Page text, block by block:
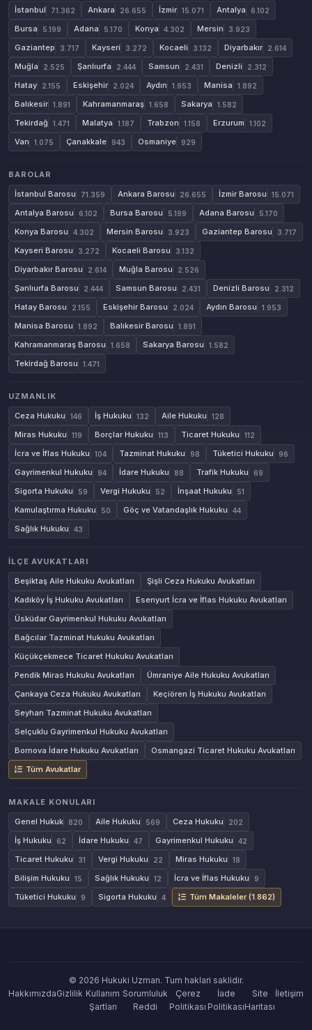
İstanbul
71.362 Ankara 26.655 İzmir 15.071 Antalya 6.102
Bursa 5.199 Adana 5.170 Konya 4.302 Mersin 3.923
Gaziantep 3.717 Kayseri 3.272 Kocaeli 3.132 Diyarbakır 2.614
Muğla 2.525 Şanlıurfa 2.444 Samsun 2.431 Denizli 2.312
Hatay 2.155 Eskişehir 2.024 Aydın 1.953 Manisa 1.892
Balıkesir 1.891 Kahramanmaraş 1.658 Sakarya 1.582
Tekirdağ 1.471 Malatya 1.187 Trabzon 1.158 Erzurum 1.102
Van 1.075 Çanakkale 943 Osmaniye 929
BAROLAR
İstanbul Barosu
71.359 Ankara Barosu 26.655 İzmir Barosu 15.071
Antalya Barosu 6.102 Bursa Barosu 5.199 Adana Barosu 5.170
Konya Barosu 4.302 Mersin Barosu 3.923 Gaziantep Barosu 3.717
Kayseri Barosu 3.272 Kocaeli Barosu 3.132
Diyarbakır Barosu 2.614 Muğla Barosu 2.526
Şanlıurfa Barosu 2.444 Samsun Barosu 2.431 Denizli Barosu 2.312
Hatay Barosu 2.155 Eskişehir Barosu 2.024 Aydın Barosu 1.953
Manisa Barosu 1.892 Balıkesir Barosu 1.891
Kahramanmaraş Barosu 1.658 Sakarya Barosu 1.582
Tekirdağ Barosu 1.471
UZMANLIK
Ceza Hukuku
146 İş Hukuku 132 Aile Hukuku 128
Miras Hukuku 119 Borçlar Hukuku 113 Ticaret Hukuku 112
İcra ve İflas Hukuku 104 Tazminat Hukuku 98 Tüketici Hukuku 96
Gayrimenkul Hukuku 94 İdare Hukuku 88 Trafik Hukuku 69
Sigorta Hukuku 59 Vergi Hukuku 52 İnşaat Hukuku 51
Kamulaştırma Hukuku 50 Göç ve Vatandaşlık Hukuku 44
Sağlık Hukuku 43
İLÇE AVUKATLARI
Beşiktaş Aile Hukuku Avukatları
Şişli Ceza Hukuku Avukatları
Kadıköy İş Hukuku Avukatları
Esenyurt İcra ve İflas Hukuku Avukatları
Üsküdar Gayrimenkul Hukuku Avukatları
Bağcılar Tazminat Hukuku Avukatları
Küçükçekmece Ticaret Hukuku Avukatları
Pendik Miras Hukuku Avukatları
Ümraniye Aile Hukuku Avukatları
Çankaya Ceza Hukuku Avukatları
Keçiören İş Hukuku Avukatları
Seyhan Tazminat Hukuku Avukatları
Selçuklu Gayrimenkul Hukuku Avukatları
Bornova İdare Hukuku Avukatları
Osmangazi Ticaret Hukuku Avukatları
Tüm Avukatlar
MAKALE KONULARI
Genel Hukuk
820 Aile Hukuku 569 Ceza Hukuku 202
İş Hukuku 62 İdare Hukuku 47 Gayrimenkul Hukuku 42
Ticaret Hukuku 31 Vergi Hukuku 22 Miras Hukuku 18
Bilişim Hukuku 15 Sağlık Hukuku 12 İcra ve İflas Hukuku 9
Tüketici Hukuku 9 Sigorta Hukuku 4 Tüm Makaleler (1.862)
© 2026 Hukuki Uzman. Tum haklari saklidir.
HakkımızdaGizlilik Kullanım
Şartları
Sorumluluk
Reddi
Çerez
Politikası
İade
Politikası
Site
Haritası
İletişim